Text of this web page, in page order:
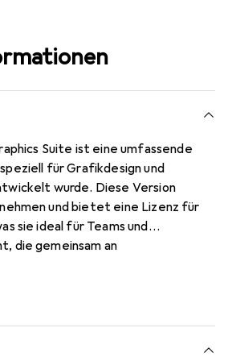
Suite ist eine umfassende
für Grafikdesign und
wurde. Diese Version
und bietet eine Lizenz für
sie ideal für Teams und
die gemeinsam an
Grafiken, Illustrationen
die den kreativen Prozess
Laufzeit von einem Jahr und der